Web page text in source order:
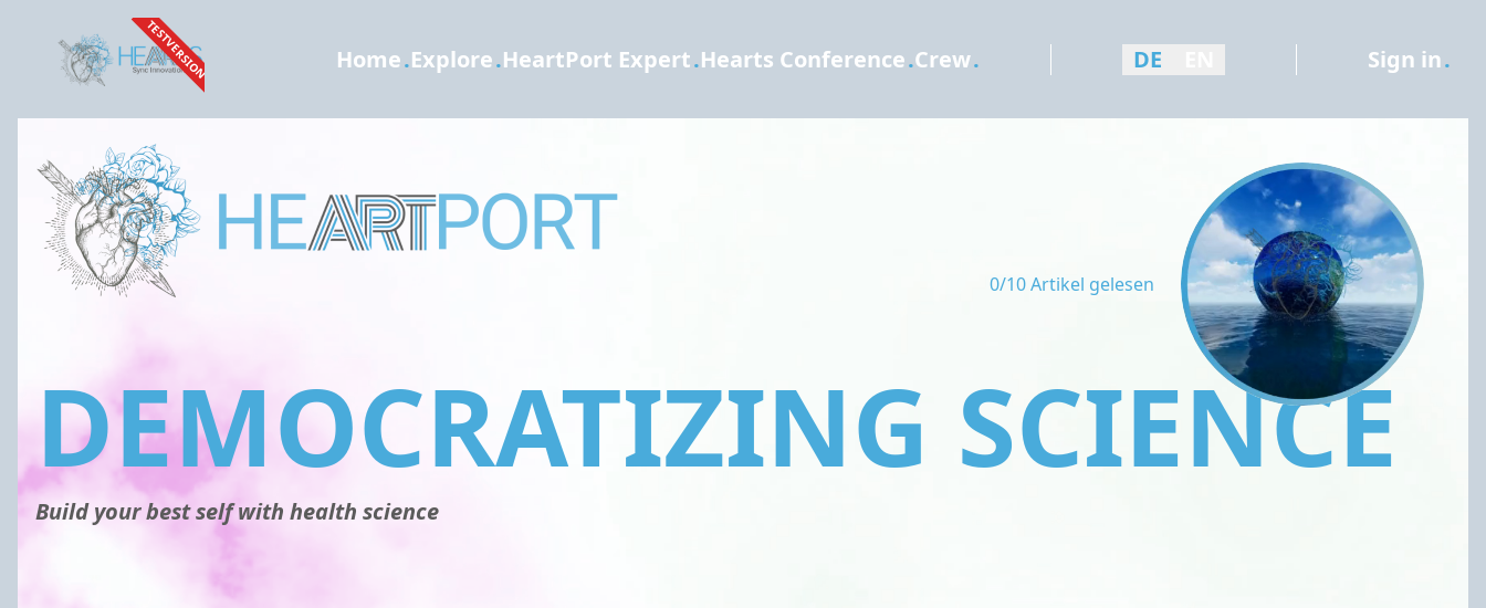
TESTVERSION Home.Explore.HeartPort Expert.Hearts Conference.Crew. DE Sign in.
0/10 Artikel gelesen
DEMOCRATIZING SCIENCE
Build your best self with health science